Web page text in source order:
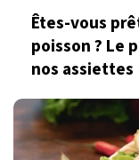
Êtes-vous
poisson ? Le
nos assiettes